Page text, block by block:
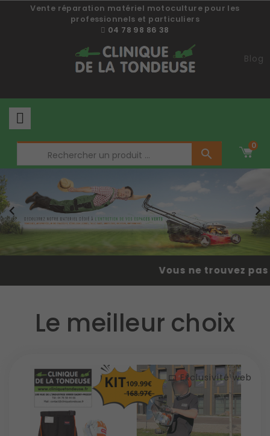
Vente réparation matériel motoculture pour les
professionnels et particuliers
04 78 98 86 38
Blog

0
 
Vous ne trouvez
Le meilleur choix
Exclusivité web